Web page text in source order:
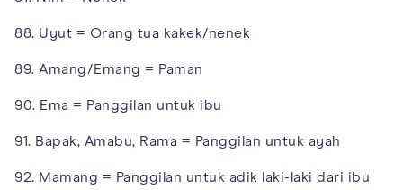
88. Uyut = Orang tua kakek/nenek
89. Amang/Emang = Paman
90. Ema = Panggilan untuk ibu
91. Bapak, Amabu, Rama = Panggilan untuk ayah
92. Mamang = Panggilan untuk adik laki-laki dari ibu